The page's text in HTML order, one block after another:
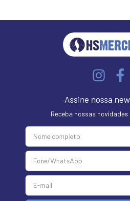
Assine nossa
Receba nossas